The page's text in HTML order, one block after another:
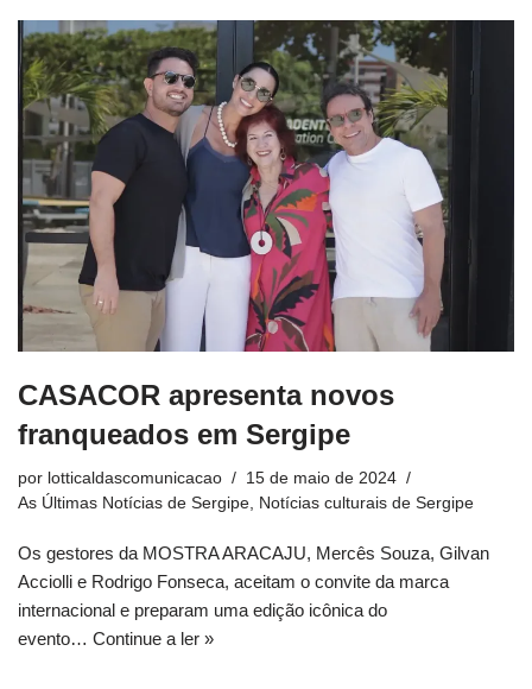
CASACOR apresenta novos
franqueados em Sergipe
por lotticaldascomunicacao
15 de maio de 2024
As Últimas Notícias de Sergipe Notícias culturais de Sergipe
Os gestores da MOSTRA ARACAJU, Mercês Souza, Gilvan
Acciolli e Rodrigo Fonseca, aceitam o convite da marca
internacional e preparam uma edição icônica do
evento… Continue a ler »